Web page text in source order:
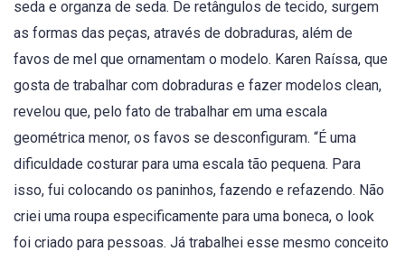
seda e organza de seda. De retângulos de tecido, surgem
as formas das peças, através de dobraduras, além de
favos de mel que ornamentam o modelo. Karen Raíssa, que
gosta de trabalhar com dobraduras e fazer modelos clean,
revelou que, pelo fato de trabalhar em uma escala
geométrica menor, os favos se desconfiguram. “É uma
dificuldade costurar para uma escala tão pequena. Para
isso, fui colocando os paninhos, fazendo e refazendo. Não
criei uma roupa especificamente para uma boneca, o look
foi criado para pessoas. Já trabalhei esse mesmo conceito